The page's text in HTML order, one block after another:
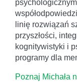
linię rozwiązań
przyszłości,
kognitywistyki i
programy dla
Poznaj Michała